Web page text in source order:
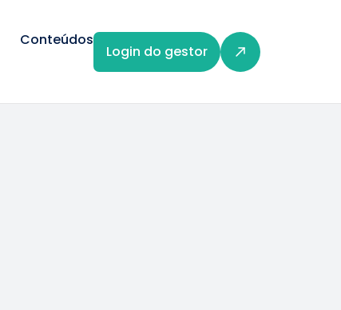
Conteúdos
Login do gestor